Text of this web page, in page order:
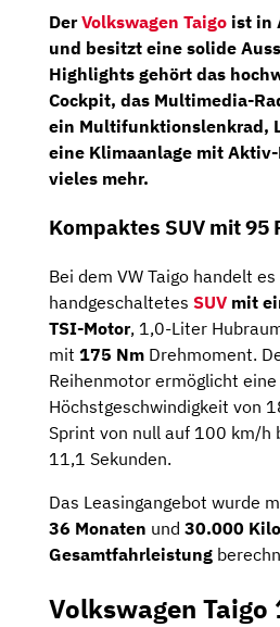
DerVolkswagen Taigo ist in
und besitzt eine solide
Highlights gehört das
Cockpit, das Multimedia-
ein Multifunktionslenkrad,
eine Klimaanlage mit
vieles mehr.
Kompaktes SUV mit 95
Bei dem VW Taigo handelt
handgeschaltetes SUV mit
TSI-Motor, 1,0-Liter
mit 175 Nm Drehmoment.
Reihenmotor ermöglicht eine
Höchstgeschwindigkeit von
Sprint von null auf 100 km/h
11,1 Sekunden.
Das Leasingangebot wurde
36 Monaten und 30.000
Gesamtfahrleistung
Volkswagen Taigo